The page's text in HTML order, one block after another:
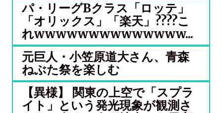
パ・リーグBクラス「ロッテ」
「オリックス」「楽天」????こ
れwwwwwwwwwwwwww...
元巨人・小笠原道大さん、青森
ねぶた祭を楽しむ
【異様】 関東の上空で「スプラ
イト」という発光現象が観測さ